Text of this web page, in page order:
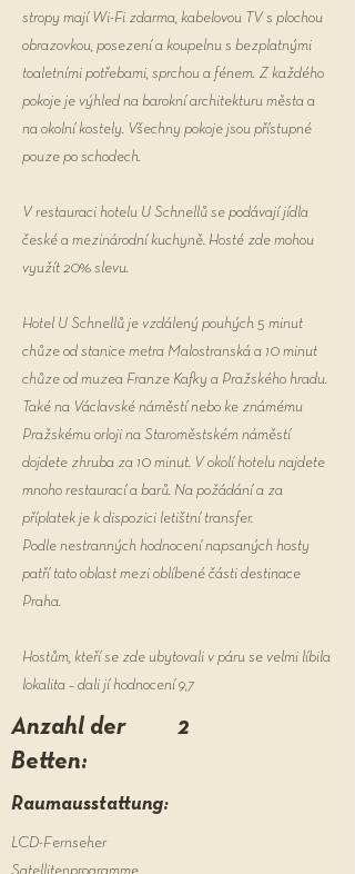
stropy mají Wi-Fi zdarma, kabelovou TV s plochou
obrazovkou, posezení a koupelnu s bezplatnými
toaletními potřebami, sprchou a fénem. Z každého
pokoje je výhled na barokní architekturu města a
na okolní kostely. Všechny pokoje jsou přístupné
pouze po schodech.
V restauraci hotelu U Schnellů se podávají jídla
české a mezinárodní kuchyně. Hosté zde mohou
využít 20% slevu.
Hotel U Schnellů je vzdálený pouhých 5 minut
chůze od stanice metra Malostranská a 10 minut
chůze od muzea Franze Kafky a Pražského hradu.
Také na Václavské náměstí nebo ke známému
Pražskému orloji na Staroměstském náměstí
dojdete zhruba za 10 minut. V okolí hotelu najdete
mnoho restaurací a barů. Na požádání a za
příplatek je k dispozici letištní transfer.
Podle nestranných hodnocení napsaných hosty
patří tato oblast mezi oblíbené části destinace
Praha.
Hostům, kteří se zde ubytovali v páru se velmi líbila
lokalita – dali jí hodnocení 9,7
Anzahl der
Betten:
2
Raumausstattung:
LCD-Fernseher
Satellitenprogramme